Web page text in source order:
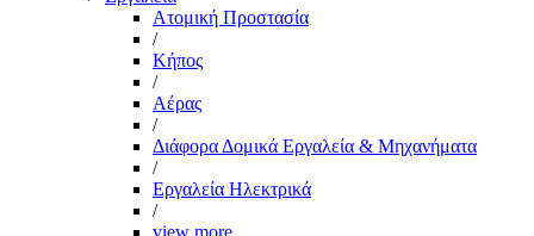
Aτομική Προστασία
/
Kήπος
/
Αέρας
/
Διάφορα Δομικά Εργαλεία & Μηχανήματα
/
Εργαλεία Ηλεκτρικά
/
view more